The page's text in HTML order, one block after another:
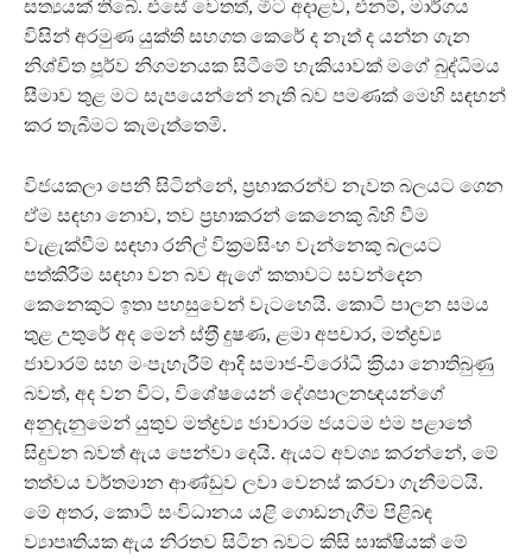
සත්‍යයක් තිබේ. එසේ වෙතත්, මීට අදාළව, එනම්, මාර්ගය
විසින් අරමුණ යුක්ති සහගත කෙරේ ද නැත් ද යන්න ගැන
නිශ්චිත පූර්ව නිගමනයක සිටීමේ හැකියාවක් මගේ බුද්ධිමය
සීමාව තුළ මට සැපයෙන්නේ නැති බව පමණක් මෙහි සඳහන්
කර තැබීමට කැමැත්තෙමි.
විජයකලා පෙනී සිටින්නේ, ප‍්‍රභාකරන්ව නැවත බලයට ගෙන
ඒම සඳහා නොව, තව ප‍්‍රභාකරන් කෙනෙකු බිහි වීම
වැළැක්වීම සඳහා රනිල් වික‍්‍රමසිංහ වැන්නෙකු බලයට
පත්කිරීම සඳහා වන බව ඇගේ කතාවට සවන්දෙන
කෙනෙකුට ඉතා පහසුවෙන් වැටහෙයි. කොටි පාලන සමය
තුළ උතුරේ අද මෙන් ස්ත‍්‍රී දුෂණ, ළමා අපචාර, මත්ද්‍රව්‍ය
ජාවාරම් සහ මංපැහැරීම් ආදි සමාජ-විරෝධී ක‍්‍රියා නොතිබුණු
බවත්, අද වන විට, විශේෂයෙන් දේශපාලනඥයන්ගේ
අනුදැනුමෙන් යුතුව මත්ද්‍රව්‍ය ජාවාරම ජයටම එම පළාතේ
සිදුවන බවත් ඇය පෙන්වා දෙයි. ඇයට අවශ්‍ය කරන්නේ, මේ
තත්වය වර්තමාන ආණ්ඩුව ලවා වෙනස් කරවා ගැනීමටයි.
මේ අතර, කොටි සංවිධානය යළි ගොඩනැගීම පිළිබඳ
ව්‍යාපෘතියක ඇය නිරතව සිටින බවට කිසි සාක්ෂියක් මේ